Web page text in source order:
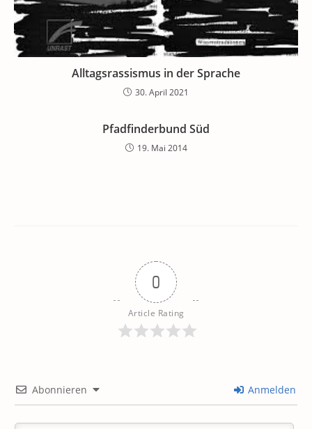
Alltagsrassismus in der Sprache
30. April 2021
Pfadfinderbund Süd
19. Mai 2014
0
Article Rating
Abonnieren Anmelden